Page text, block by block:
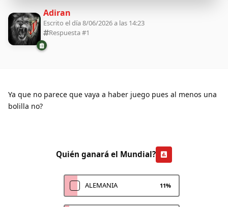
Adiran
Escrito el día 8/06/2026 a las 14:23
Respuesta #1
Ya que no parece que vaya a haber juego pues al menos una
bolilla no?
Quién ganará el Mundial?
ALEMANIA 11%